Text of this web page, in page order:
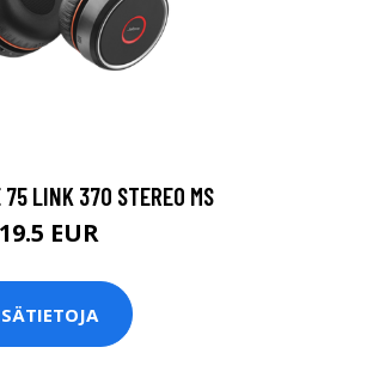
75 LINK 370 STEREO MS
EUR